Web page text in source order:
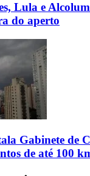
Lula e
do aperto
Gabinete de
de até 100